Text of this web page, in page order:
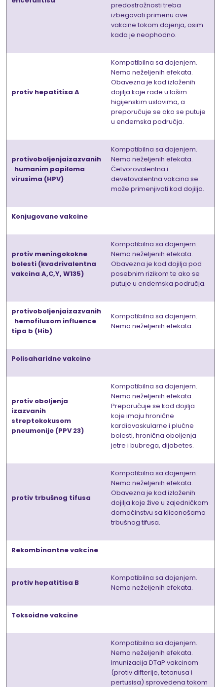
predostrožnosti treba
izbegavati primenu ove
vakcine tokom dojenja, osim
kada je neophodno.
protiv hepatitisa A
Kompatibilna sa dojenjem.
Nema neželjenih efekata.
Obavezna je kod izloženih
dojilja koje rade u lošim
higijenskim uslovima, a
preporučuje se ako se putuje
u endemska područja.
protivoboljenjaizazvanih
humanim papiloma
virusima (HPV)
Kompatibilna sa dojenjem.
Nema neželjenih efekata.
Četvorovalentna i
devetovalentna vakcina se
može primenjivati kod dojilja.
Konjugovane vakcine
protiv meningokokne
bolesti (kvadrivalentna
vakcina A,C,Y, W135)
Kompatibilna sa dojenjem.
Nema neželjenih efekata.
Obavezna je kod dojilja pod
posebnim rizikom te ako se
putuje u endemska područja.
protivoboljenjaizazvanih
hemofilusom influence
tipa b (Hib)
Kompatibilna sa dojenjem.
Nema neželjenih efekata.
Polisaharidne vakcine
protiv oboljenja
izazvanih
streptokokusom
pneumonije (PPV 23)
Kompatibilna sa dojenjem.
Nema neželjenih efekata.
Preporučuje se kod dojilja
koje imaju hronične
kardiovaskularne i plućne
bolesti, hronična oboljenja
jetre i bubrega, dijabetes.
protiv trbušnog tifusa
Kompatibilna sa dojenjem.
Nema neželjenih efekata.
Obavezna je kod izloženih
dojilja koje žive u zajedničkom
domaćinstvu sa kliconošama
trbušnog tifusa.
Rekombinantne vakcine
protiv hepatitisa B
Kompatibilna sa dojenjem.
Nema neželjenih efekata.
Toksoidne vakcine
Kompatibilna sa dojenjem.
Nema neželjenih efekata.
Imunizacija DTaP vakcinom
(protiv difterije, tetanusa i
pertusisa) sprovedena tokom